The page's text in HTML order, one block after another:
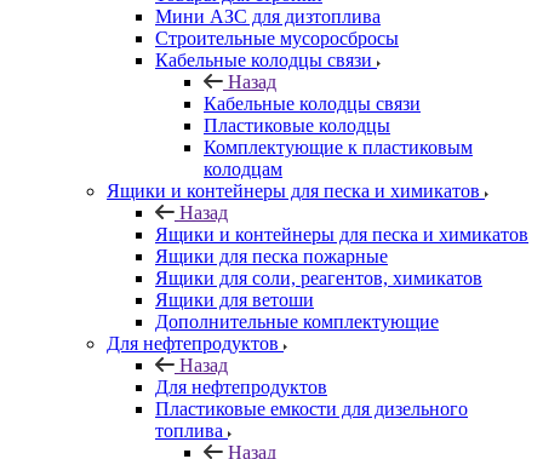
Мини АЗС для дизтоплива
Строительные мусоросбросы
Кабельные колодцы связи
Назад
Кабельные колодцы связи
Пластиковые колодцы
Комплектующие к пластиковым
колодцам
Ящики и контейнеры для песка и химикатов
Назад
Ящики и контейнеры для песка и химикатов
Ящики для песка пожарные
Ящики для соли, реагентов, химикатов
Ящики для ветоши
Дополнительные комплектующие
Для нефтепродуктов
Назад
Для нефтепродуктов
Пластиковые емкости для дизельного
топлива
Назад